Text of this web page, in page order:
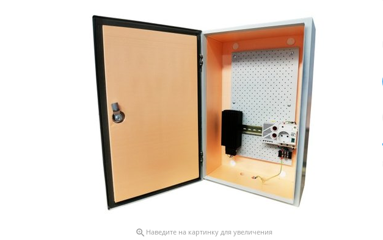
 Наведите на картинку для увеличения